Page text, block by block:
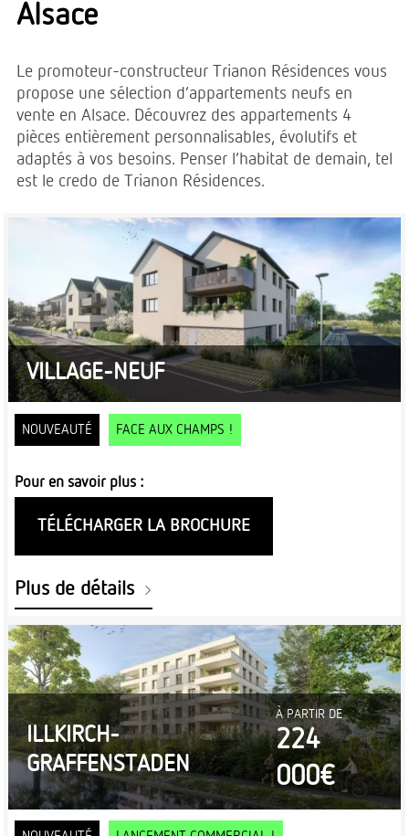
Alsace
Le promoteur-constructeur Trianon Résidences vous
propose une sélection d’appartements neufs en
vente en Alsace. Découvrez des appartements 4
pièces entièrement personnalisables, évolutifs et
adaptés à vos besoins. Penser l’habitat de demain, tel
est le credo de Trianon Résidences.
VILLAGE-NEUF
NOUVEAUTÉ FACE AUX CHAMPS !
Pour en savoir plus :
TÉLÉCHARGER LA BROCHURE
Plus de détails
ILLKIRCH-
GRAFFENSTADEN
À PARTIR DE
224
000€